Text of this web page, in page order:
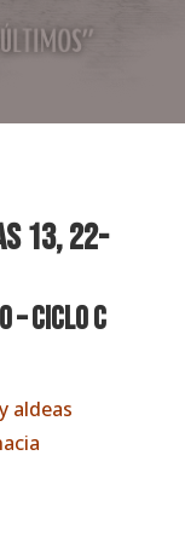
13, 22-
– Ciclo C
aldeas